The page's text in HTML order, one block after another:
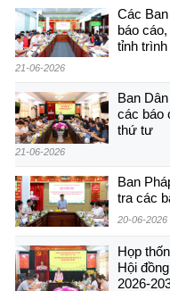
Các
báo
tỉnh
21-06-2026
Ban
các báo
thứ tư
21-06-2026
Ban
tra các
20-06-2026
Họp
Hội
2026-